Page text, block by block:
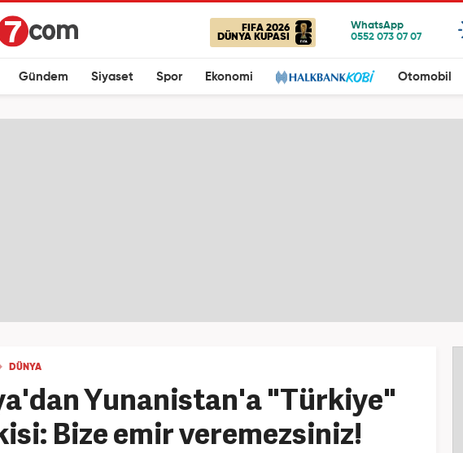
FIFA 2026
DÜNYA KUPASI
Gündem Siyaset Spor Ekonomi Otomobil
DÜNYA
Yunanistan'a "Türkiye"
Bize emir veremezsiniz!